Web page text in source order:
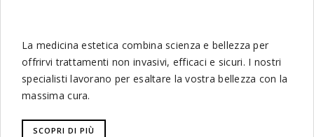
La medicina estetica combina scienza e bellezza per
offrirvi trattamenti non invasivi, efficaci e sicuri. I nostri
specialisti lavorano per esaltare la vostra bellezza con la
massima cura.
SCOPRI DI PIÙ